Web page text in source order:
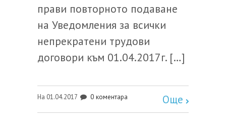
прави повторното подаване
на Уведомления за всички
непрекратени трудови
договори към 01.04.2017г. […]
На 01.04.2017 0 коментара Още